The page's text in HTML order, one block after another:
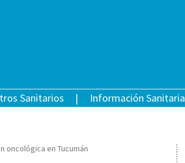
Sanitarios Información Sanitaria
oncológica en Tucumán